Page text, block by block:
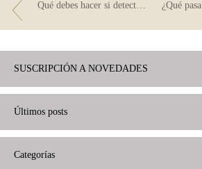
SUSCRIPCIÓN A NOVEDADES
Últimos posts
Categorías